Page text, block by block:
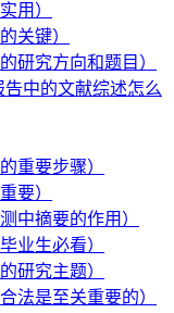
用）
关键）
研究方向和题目）
中的文献综述怎么
重要步骤）
要）
中摘要的作用）
业生必看）
研究主题）
法是至关重要的）